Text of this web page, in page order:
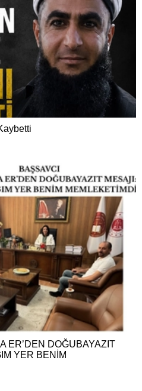
ER’DEN DOĞUBAYAZIT
YER BENİM